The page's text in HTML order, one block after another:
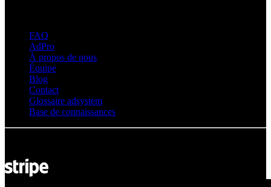
FAQ
AdPro
À propos de nous
Équipe
Blog
Contact
Glossaire adsystem
Base de connaissances